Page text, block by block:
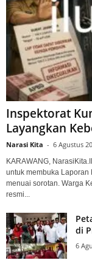
Inspektorat
Layangkan
Narasi Kita - 6 Agustus
KARAWANG,
untuk membuka Laporan
menuai sorotan. Warga
resmi...
di
6